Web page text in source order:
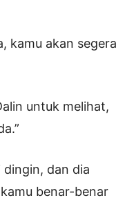
kamu akan segera
untuk melihat,
dan dia
benar-benar